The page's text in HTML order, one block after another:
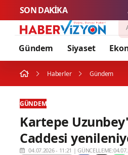
SON DAKİKA
Gündem Siyaset
Haberler Gündem
GÜNDEM
Kartepe
Caddesi
04.07.2026 - 11:21 |